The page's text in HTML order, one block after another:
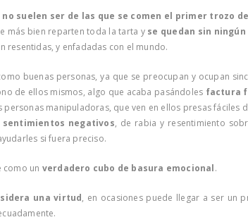
no suelen ser de las que se comen el primer trozo
más bien reparten toda la tarta y se quedan sin
resentidas, y enfadadas con el mundo.
buenas personas, ya que se preocupan y ocupan
de ellos mismos, algo que acaba pasándoles factura
manipuladoras, que ven en ellos presas fáciles
sentimientos negativos, de rabia y resentimiento
si fuera preciso.
como un verdadero cubo de basura emocional.
una virtud, en ocasiones puede llegar a ser un